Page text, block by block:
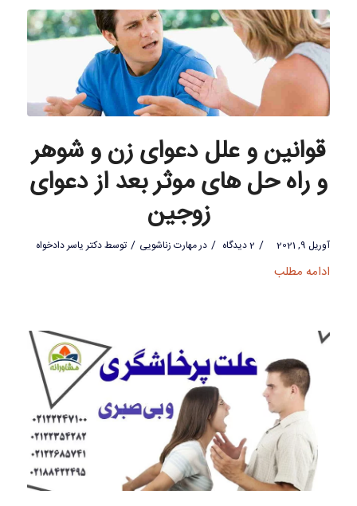
قوانین و علل دعوای زن و شوهر
و راه حل های موثر بعد از دعوای
زوجین
آوریل 9, 2021 / 2 دیدگاه / درمهارت زناشویی / توسطدکتر یاسر دادخواه
ادامه مطلب